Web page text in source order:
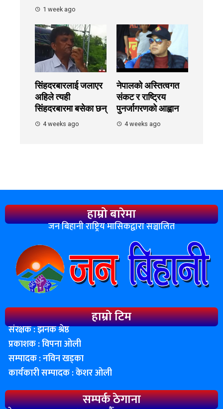
1 week ago
सिंहदरबारलाई जलाएर
अहिले त्यही
सिंहदरबारमा बसेका छन्
4 weeks ago
नेपालको अस्तित्वगत
संकट र राष्ट्रिय
पुनर्जागरणको आह्वान
4 weeks ago
हाम्रो बारेमा
जन बिहानी राष्ट्रिय मासिकद्वारा सञ्चालित
हाम्रो टिम
संरक्षक : झनक श्रेष्ठ
प्रकाशक : विपना ओली
सम्पादक : नविन खड्का
कार्यकारी सम्पादक : केशर ओली
सम्पर्क ठेगाना